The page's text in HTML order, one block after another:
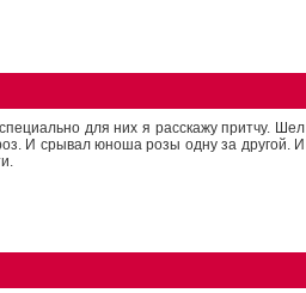
для них я расскажу притчу. Шел
И срывал юноша розы одну за другой. И